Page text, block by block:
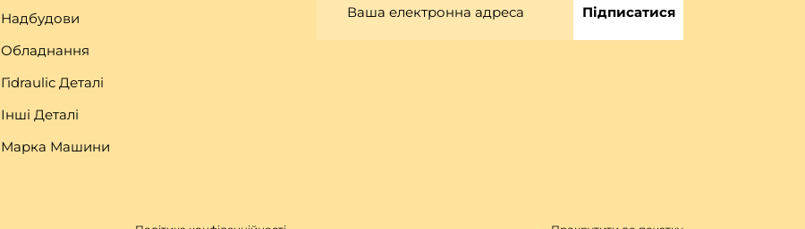
Надбудови
Обладнання
Гіdraulic Деталі
Інші Деталі
Марка Машини
Підписатися